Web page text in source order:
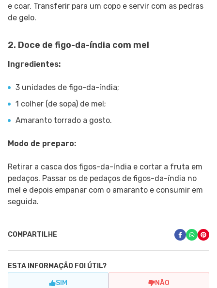
e coar. Transferir para um copo e servir com as pedras
de gelo.
2. Doce de figo-da-índia com mel
Ingredientes:
3 unidades de figo-da-índia;
1 colher (de sopa) de mel;
Amaranto torrado a gosto.
Modo de preparo:
Retirar a casca dos figos-da-índia e cortar a fruta em
pedaços. Passar os de pedaços de figos-da-índia no
mel e depois empanar com o amaranto e consumir em
seguida.
COMPARTILHE
ESTA INFORMAÇÃO FOI ÚTIL?
SIM NÃO